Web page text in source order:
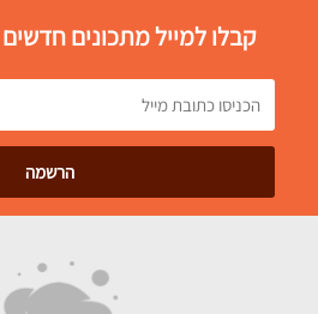
קבלו למייל מתכונים